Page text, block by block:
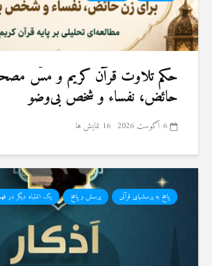
حكم تلاوت قرآن كريم و مسّ
حائض، نفساء و شخص بی‌وضو
6 آگوست 2026 16 نمایش ها
پاسخ به پرسشهای قرآنی پرسش و پاسخ یک اشتباه دیگر در